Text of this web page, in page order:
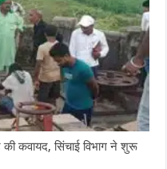
कवायद, सिंचाई विभाग ने शुरू